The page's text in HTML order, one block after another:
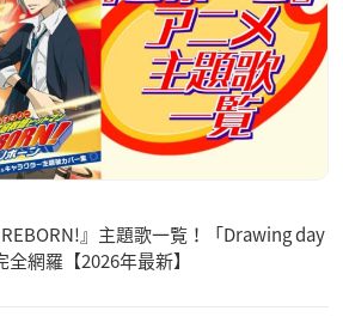
』主題歌一覧！「Drawing day
網羅【2026年最新】